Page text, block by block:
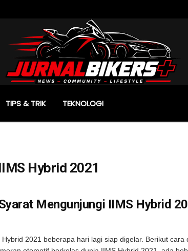
TIPS & TRIK TEKNOLOGI
Hybrid 2021
Mengunjungi IIMS Hybrid
Hybrid 2021 beberapa hari lagi siap digelar. Berikut